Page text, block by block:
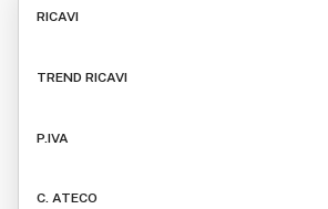
RICAVI
TREND RICAVI
P.IVA
C. ATECO